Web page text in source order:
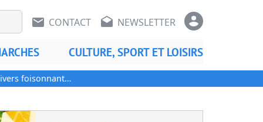
En-tête
En-tête - Communication
CONTACT NEWSLETTER
CULTURE, SPORT ET LOISIRS
foisonnant…
ci-dessous. Des…